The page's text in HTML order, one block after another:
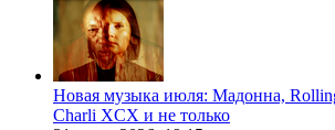
Новая музыка июля: Мадонна,
Charli XCX и не только